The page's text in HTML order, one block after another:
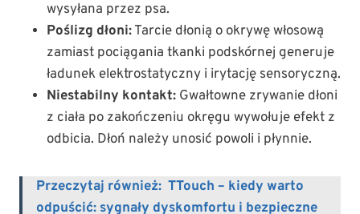
wysyłana przez psa.
Poślizg dłoni:Tarcie dłonią o okrywę włosową
zamiast pociągania tkanki podskórnej generuje
ładunek elektrostatyczny i irytację sensoryczną.
Niestabilny kontakt: Gwałtowne zrywanie dłoni
z ciała po zakończeniu okręgu wywołuje efekt z
odbicia. Dłoń należy unosić powoli i płynnie.
Przeczytaj również: TTouch – kiedy warto
odpuścić: sygnały dyskomfortu i bezpieczne